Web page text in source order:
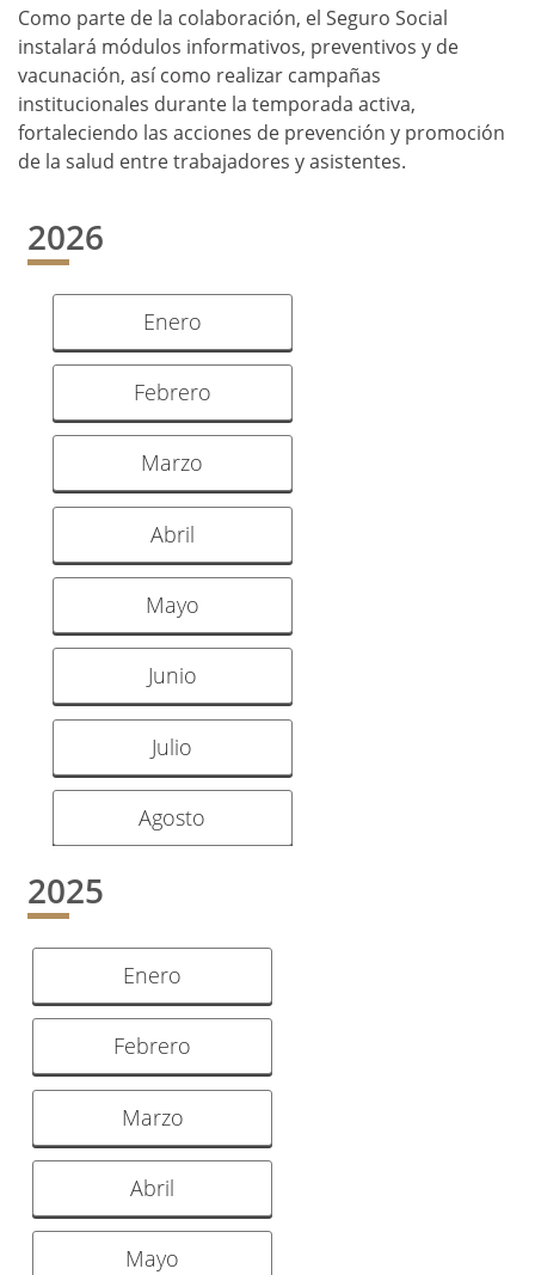
Como parte de la colaboración, el Seguro Social
instalará módulos informativos, preventivos y de
vacunación, así como realizar campañas
institucionales durante la temporada activa,
fortaleciendo las acciones de prevención y promoción
de la salud entre trabajadores y asistentes.
2026
Enero
Febrero
Marzo
Abril
Mayo
Junio
Julio
Agosto
2025
Enero
Febrero
Marzo
Abril
Mayo